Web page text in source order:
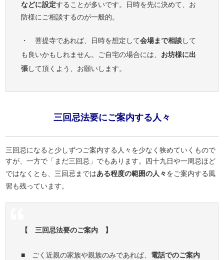
などに設定することが多いです。日時を先に決めて、お
防様にご相談するのが一般的。
・ 菩提寺であれば、日時を想定して会場まで相談して
も良いかもしれません。ご自宅の場合には、 お坊様に出
張して頂くよう、お願いします。
三回忌法要にご案内する人々
三回忌になると少しずつご案内する人々を少なく狭めていくもので
すが、一方で「まだ三回忌」でもあります。四十九日や一周忌ほど
ではなくとも、三回忌まではある程度の範囲の人々をご案内する風
習も残っています。
【 三回忌法要のご案内 】
■ ごく近親の家族や親族のみであれば、 電話でのご案内